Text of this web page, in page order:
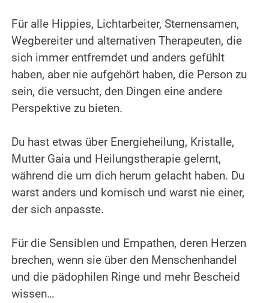
Für alle Hippies, Lichtarbeiter, Sternensamen,
Wegbereiter und alternativen Therapeuten, die
sich immer entfremdet und anders gefühlt
haben, aber nie aufgehört haben, die Person zu
sein, die versucht, den Dingen eine andere
Perspektive zu bieten.
Du hast etwas über Energieheilung, Kristalle,
Mutter Gaia und Heilungstherapie gelernt,
während die um dich herum gelacht haben. Du
warst anders und komisch und warst nie einer,
der sich anpasste.
Für die Sensiblen und Empathen, deren Herzen
brechen, wenn sie über den Menschenhandel
und die pädophilen Ringe und mehr Bescheid
wissen…